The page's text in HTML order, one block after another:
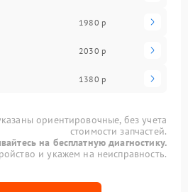
1980 р
2030 р
1380 р
ориентировочные, без учета
стоимости запчастей.
на бесплатную диагностику.
и укажем на неисправность.